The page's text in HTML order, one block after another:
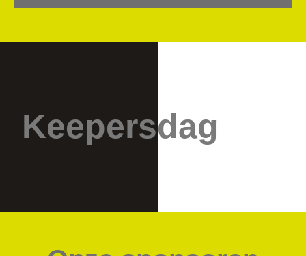
Keepersdag